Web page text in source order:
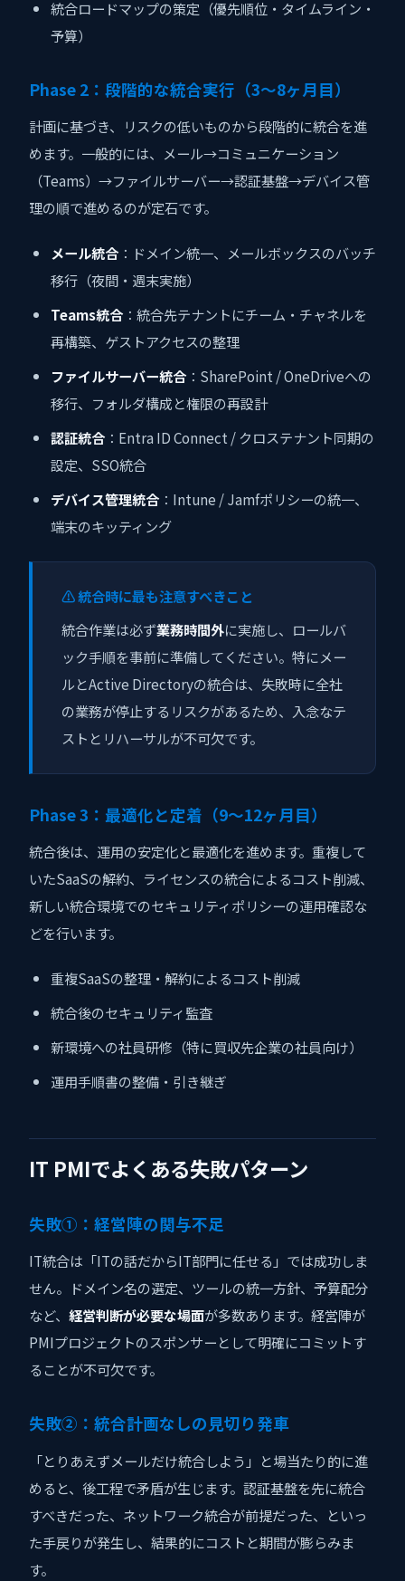
統合ロードマップの策定（優先順位・タイムライン・
予算）
Phase 2：段階的な統合実行（3〜8ヶ月目）
計画に基づき、リスクの低いものから段階的に統合を進
めます。一般的には、メール→コミュニケーション
（Teams）→ファイルサーバー→認証基盤→デバイス管
理の順で進めるのが定石です。
メール統合 ：ドメイン統一、メールボックスのバッチ
移行（夜間・週末実施）
Teams統合 ：統合先テナントにチーム・チャネルを
再構築、ゲストアクセスの整理
ファイルサーバー統合 ：SharePoint / OneDriveへの
移行、フォルダ構成と権限の再設計
認証統合 ：Entra ID Connect / クロステナント同期の
設定、SSO統合
デバイス管理統合 ：Intune / Jamfポリシーの統一、
端末のキッティング
⚠️ 統合時に最も注意すべきこと
統合作業は必ず業務時間外に実施し、ロールバ
ック手順を事前に準備してください。特にメー
ルとActive Directoryの統合は、失敗時に全社
の業務が停止するリスクがあるため、入念なテ
ストとリハーサルが不可欠です。
Phase 3：最適化と定着（9〜12ヶ月目）
統合後は、運用の安定化と最適化を進めます。重複して
いたSaaSの解約、ライセンスの統合によるコスト削減、
新しい統合環境でのセキュリティポリシーの運用確認な
どを行います。
重複SaaSの整理・解約によるコスト削減
統合後のセキュリティ監査
新環境への社員研修（特に買収先企業の社員向け）
運用手順書の整備・引き継ぎ
IT PMIでよくある失敗パターン
失敗①：経営陣の関与不足
IT統合は「ITの話だからIT部門に任せる」では成功しま
せん。ドメイン名の選定、ツールの統一方針、予算配分
など、 経営判断が必要な場面が多数あります。経営陣が
PMIプロジェクトのスポンサーとして明確にコミットす
ることが不可欠です。
失敗②：統合計画なしの見切り発車
「とりあえずメールだけ統合しよう」と場当たり的に進
めると、後工程で矛盾が生じます。認証基盤を先に統合
すべきだった、ネットワーク統合が前提だった、といっ
た手戻りが発生し、結果的にコストと期間が膨らみま
す。